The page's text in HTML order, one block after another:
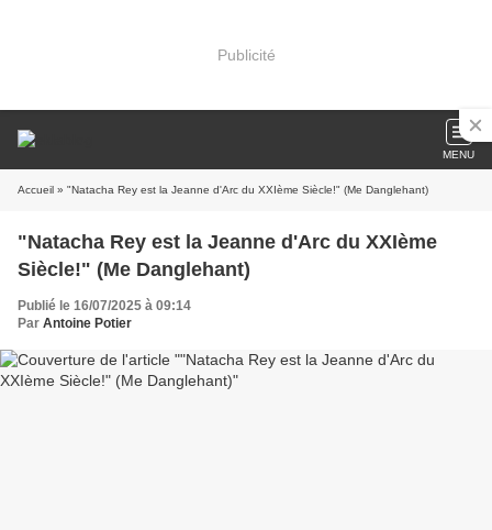
Publicité
MENU
Accueil » "Natacha Rey est la Jeanne d'Arc du XXIème Siècle!" (Me Danglehant)
"Natacha Rey est la Jeanne d'Arc du XXIème
Siècle!" (Me Danglehant)
Publié le 16/07/2025 à 09:14
Par Antoine Potier